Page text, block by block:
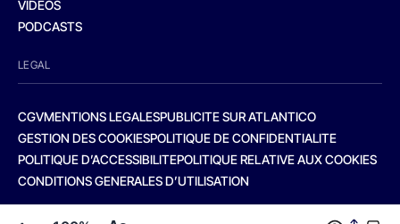
VIDEOS
PODCASTS
LEGAL
CGVMENTIONS LEGALESPUBLICITE SUR ATLANTICO
GESTION DES COOKIESPOLITIQUE DE CONFIDENTIALITE
POLITIQUE D’ACCESSIBILITEPOLITIQUE RELATIVE AUX COOKIES
CONDITIONS GENERALES D’UTILISATION